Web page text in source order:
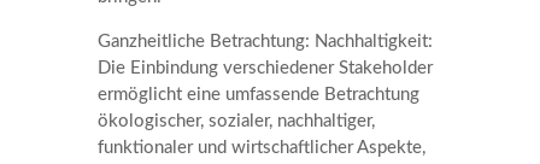
Ganzheitliche Betrachtung: Nachhaltigkeit:
Die Einbindung verschiedener Stakeholder
ermöglicht eine umfassende Betrachtung
ökologischer, sozialer, nachhaltiger,
funktionaler und wirtschaftlicher Aspekte,